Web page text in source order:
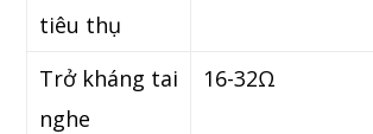
tiêu thụ
Trở kháng tai
nghe
16-32Ω